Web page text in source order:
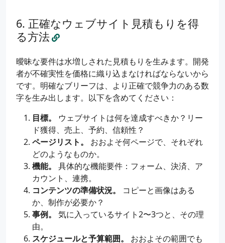
正確なウェブサイト見積もりを得
る方法
曖昧な要件は水増しされた見積もりを生みます。開発
者が不確実性を価格に織り込まなければならないから
です。明確なブリーフは、より正確で競争力のある数
字を生み出します。以下を含めてください：
目標。
ウェブサイトは何を達成すべきか？リー
ド獲得、売上、予約、信頼性？
ページリスト。
おおよそ何ページで、それぞれ
どのようなものか。
機能。
具体的な機能要件：フォーム、決済、ア
カウント、連携。
コンテンツの準備状況。
コピーと画像はある
か、制作が必要か？
事例。
気に入っているサイト2〜3つと、その理
由。
スケジュールと予算範囲。
おおよその範囲でも